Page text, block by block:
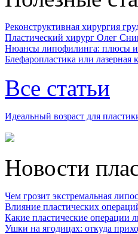
Реконструктивная хирургия
Пластический хирург Олег
Нюансы липофилинга: плюсы и
Блефаропластика или лазерная
Все статьи
Идеальный возраст для
Новости
Чем грозит экстремальная
Влияние пластических
Какие пластические операции
Ушки на ягодицах: откуда